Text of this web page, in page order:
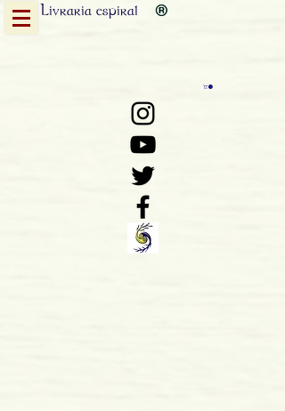
Livraria espiral